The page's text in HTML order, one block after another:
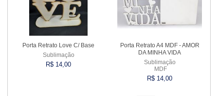
Porta Retrato Love C/ Base
Sublimação
R$ 14,00
Porta Retrato A4 MDF - AMOR
DA MINHA VIDA
Sublimação
MDF
R$ 14,00